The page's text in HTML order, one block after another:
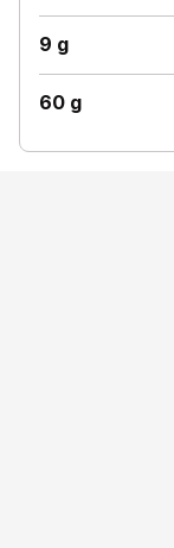
9 g
60 g